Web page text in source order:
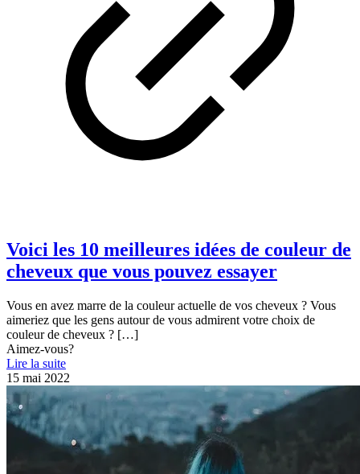
Voici les 10 meilleures idées de couleur de
cheveux que vous pouvez essayer
Vous en avez marre de la couleur actuelle de vos cheveux ? Vous
aimeriez que les gens autour de vous admirent votre choix de
couleur de cheveux ? […]
Aimez-vous?
Lire la suite
15 mai 2022